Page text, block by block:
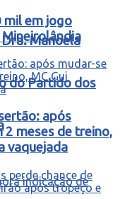
Manoela
do Partido dos
mil em jogo
Mineirolândia
após
2 meses de treino,
vaquejada